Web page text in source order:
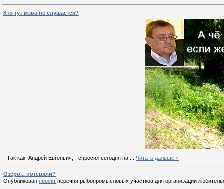
Кто тут мэра не слушается?
- Так как, Андрей Евгеньич, - спросил сегодня на Читать дальше »
Озеро... потеряли?
Опубликован проект перечня рыбопромысловых участков для организации